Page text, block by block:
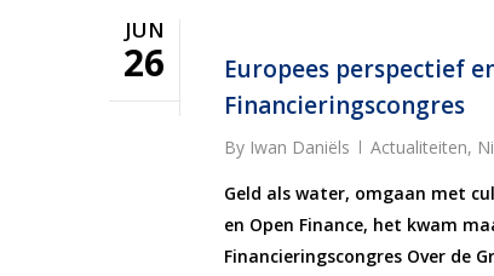
JUN
26
Europees perspectief
Financieringscongres
By Iwan Daniëls Actualiteiten,
Geld als water, omgaan met
en Open Finance, het kwam
Financieringscongres Over de